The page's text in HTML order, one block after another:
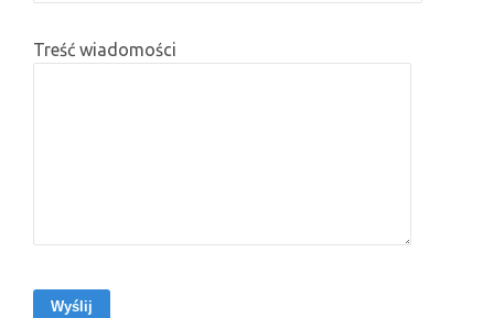
Treść wiadomości